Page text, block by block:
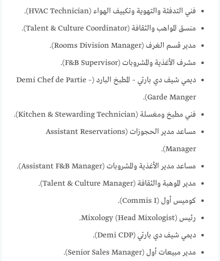
فني التدفئة والتهوية وتكييف الهواء (HVAC Technician).
منسق المواهب والثقافة (Talent & Culture Coordinator).
مدير قسم الغرف (Rooms Division Manager).
مشرف الأغذية والمشروبات (F&B Supervisor).
ديمي شيف دي بارتي – المطبخ البارد (Demi Chef de Partie –
Garde Manger).
فني مطبخ ومغسلة (Kitchen & Stewarding Technician).
مساعد مدير الحجوزات (Assistant Reservations
Manager).
مساعد مدير الأغذية والمشروبات (Assistant F&B Manager).
مدير الموهبة والثقافة (Talent & Culture Manager).
كوميس أول (Commis I).
رئيس Mixology (Head Mixologist).
ديمي شيف دي بارتي (Demi CDP).
مدير مبيعات أول (Senior Sales Manager).